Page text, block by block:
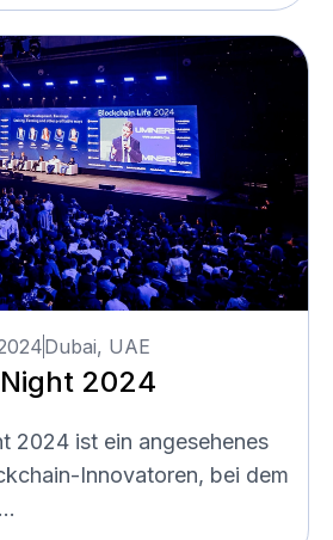
Dubai, UAE
2024
2024 ist ein angesehenes
Innovatoren, bei dem